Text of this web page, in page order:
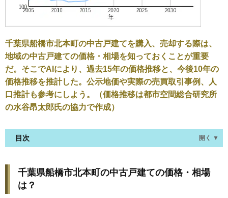
千葉県船橋市北本町の中古戸建てを購入、売却する際は、
地域の中古戸建ての価格・相場を知っておくことが重要
だ。そこでAIにより、過去15年の価格推移と、今後10年の
価格推移を推計した。公示地価や実際の売買取引事例、人
口推計も参考にしよう。（価格推移は都市空間総合研究所
の水谷昂太郎氏の協力で作成）
目次 開く ▼
現在の価格は、5,221万円（10年前比+39.0%）
価格を詳細に分析しよう
千葉県船橋市北本町の中古戸建ての価格・相場
は？